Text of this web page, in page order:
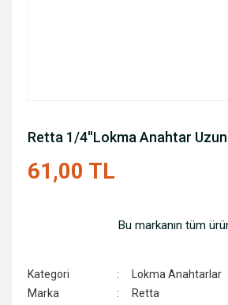
Retta 1/4''Lokma Anahtar
61,00 TL
Bu markanın tüm
Kategori
Lokma Anahtarlar
Marka
Retta